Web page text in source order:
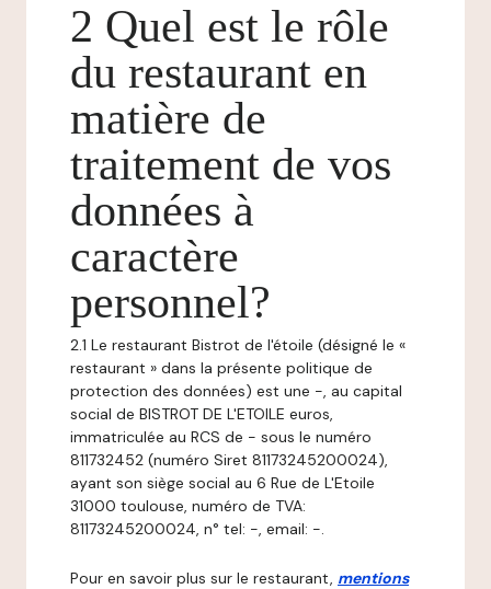
2 Quel est le rôle
du restaurant en
matière de
traitement de vos
données à
caractère
personnel?
2.1 Le restaurant Bistrot de l'étoile (désigné le «
restaurant » dans la présente politique de
protection des données) est une -, au capital
social de BISTROT DE L'ETOILE euros,
immatriculée au RCS de - sous le numéro
811732452 (numéro Siret 81173245200024),
ayant son siège social au 6 Rue de L'Etoile
31000 toulouse, numéro de TVA:
81173245200024, n° tel: -, email: -.
Pour en savoir plus sur le restaurant, mentions